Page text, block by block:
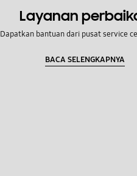
Layanan
Dapatkan bantuan dari pusat service
BACA SELENGKAPNYA